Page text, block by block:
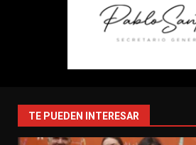
TE PUEDEN INTERESAR